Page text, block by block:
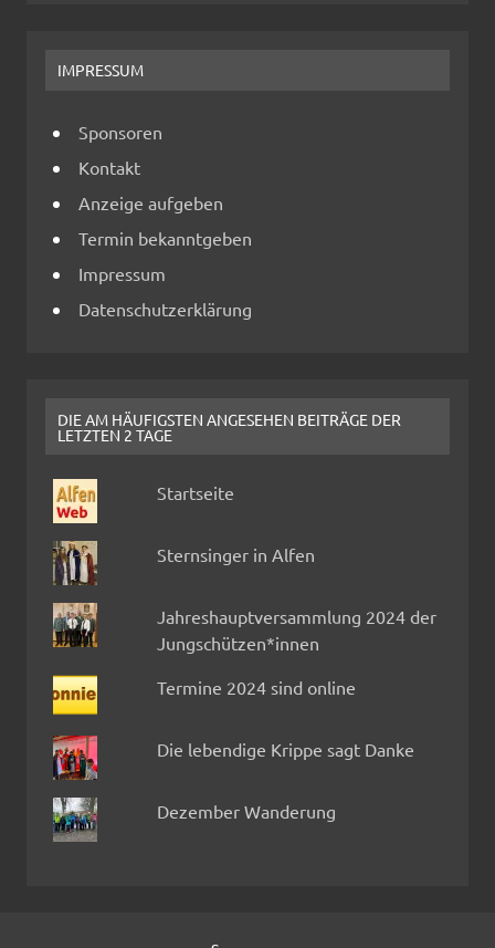
IMPRESSUM
Sponsoren
Kontakt
Anzeige aufgeben
Termin bekanntgeben
Impressum
Datenschutzerklärung
DIE AM HÄUFIGSTEN ANGESEHEN BEITRÄGE DER
LETZTEN 2 TAGE
Startseite
Sternsinger in Alfen
Jahreshauptversammlung 2024 der
Jungschützen*innen
Termine 2024 sind online
Die lebendige Krippe sagt Danke
Dezember Wanderung